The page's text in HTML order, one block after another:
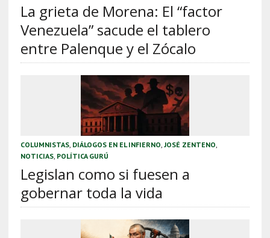
La grieta de Morena: El “factor
Venezuela” sacude el tablero
entre Palenque y el Zócalo
COLUMNISTAS, DIÁLOGOS EN EL INFIERNO JOSÉ ZENTENO
NOTICIAS, POLÍTICA GURÚ
Legislan como si fuesen a
gobernar toda la vida